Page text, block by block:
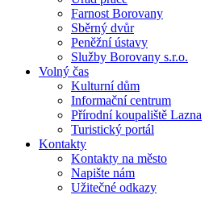
Farnost Borovany
Sběrný dvůr
Peněžní ústavy
Služby Borovany s.r.o.
Volný čas
Kulturní dům
Informační centrum
Přírodní koupaliště Lazna
Turistický portál
Kontakty
Kontakty na město
Napište nám
Užitečné odkazy